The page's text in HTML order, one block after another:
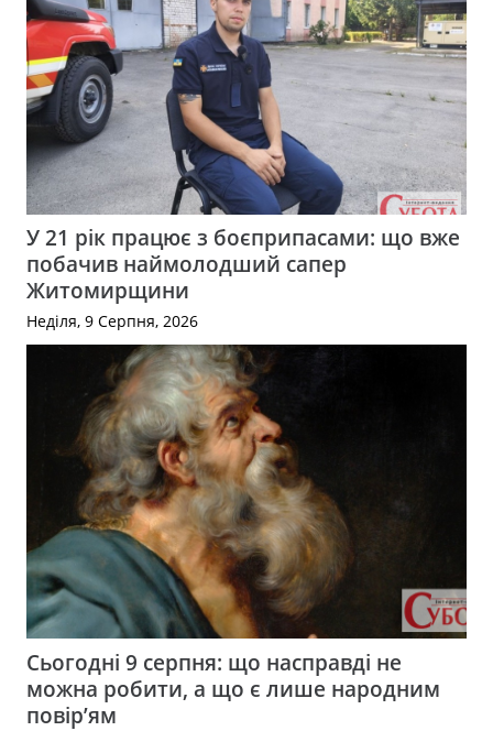
У 21 рік працює з боєприпасами: що вже
побачив наймолодший сапер
Житомирщини
Неділя, 9 Серпня, 2026
Сьогодні 9 серпня: що насправді не
можна робити, а що є лише народним
повір’ям